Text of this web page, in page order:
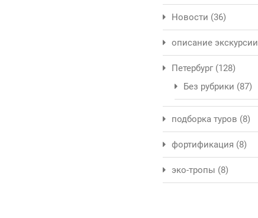
Новости (36)
описание экскурсии
Петербург (128)
Без рубрики (87)
подборка туров (8)
фортификация (8)
эко-тропы (8)